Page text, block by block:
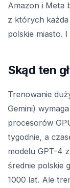
Amazon i Meta
z których każda
polskie miasto.
Skąd ten
Trenowanie
Gemini)
procesorów
tygodnie, a
modelu GPT-4
średnie polskie
1000 lat. Ale